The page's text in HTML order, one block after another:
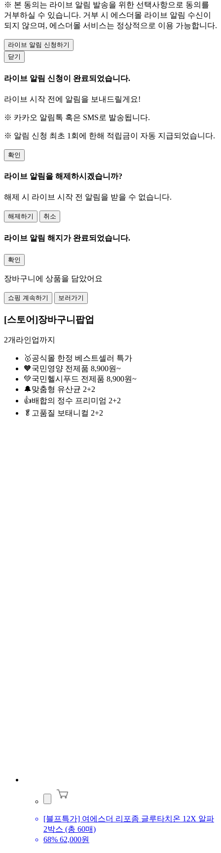
※ 본 동의는 라이브 알림 발송을 위한 선택사항으로 동의를
거부하실 수 있습니다. 거부 시 에스더몰 라이브 알림 수신이
되지 않으며, 에스더몰 서비스는 정상적으로 이용 가능합니다.
라이브 알림 신청하기
닫기
라이브 알림 신청이 완료되었습니다.
라이브 시작 전에 알림을 보내드릴게요!
※ 카카오 알림톡 혹은 SMS로 발송됩니다.
※ 알림 신청 최초 1회에 한해 적립금이 자동 지급되었습니다.
확인
라이브 알림을 해제하시겠습니까?
해제 시 라이브 시작 전 알림을 받을 수 없습니다.
해제하기 취소
라이브 알림 해지가 완료되었습니다.
확인
장바구니에 상품을 담았어요
쇼핑 계속하기 보러가기
[스토어]장바구니팝업
2개라인업까지
🥇공식몰 한정 베스트셀러 특가
🧡국민영양 전제품 8,900원~
💚국민헬시푸드 전제품 8,900원~
🔔맞춤형 유산균 2+2
👍배합의 정수 프리미엄 2+2
🥬고품질 보태니컬 2+2
[블프특가] 여에스더 리포좀 글루타치온 12X 알파
2박스 (총 60매)
68% 62,000원